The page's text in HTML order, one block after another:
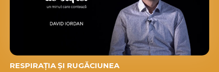
RESPIRAȚIA ȘI RUGĂCIUNEA